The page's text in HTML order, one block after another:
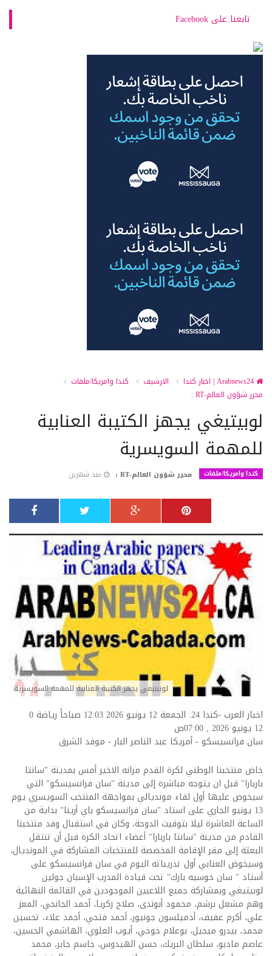
تابعنا على Facebook
الارشيف
كندا وامريكا/ملفات
محرر شؤون العالم-RT :
لوبيتيغي يجهز الكتيبة العنابية
للمهمة السويسرية
كندا وامريكا/ملفات محرر شؤون العالم-RT : منذ شهرين
لوبيتيغي يجهز الكتيبة العنابية للمهمة السويسرية
اخبار العرب -كندا 24: الجمعة 12 يونيو 2026 12:03 صباحاً رياضة
0
12 يونيو 2026 , 07:00ص
سان فرانسيسكو - أمريكا عبد الناصر البار - موفد الشرق
خاض منتخبنا الوطني لكرة القدم مرانه الاخير أمس بمدينة "سانتا
باربارا" قبل ان يتوجه مباشرة إلى مدينة "سان فرانسيسكو" التي
سيخوض عليها أول لقاء مونديالي بمواجهة المنتخب السويسري يوم
13 يونيو الجاري على استاد "سان فرانسيسكو باي أرينا" بداية من
الساعة العاشرة ليلا بتوقيت الدوحة، وكان في استقبال وفد منتخبنا
القادم من مدينة "سانتا باربارا" أعضاء اتحاد الكرة قبل أن تنتقل
البعثة إلى مقر الإقامة المخصصة للمنتخبات المشاركة في المونديال،
وسيخوض العنابي أول تدريباته اليوم في سان فرانسيسكو على
أستاد " سان خوسيه بارك" تحت قيادة المدرب الإسبان جولين
لوبيتيغي وبمشاركة جميع اللاعبين الموجودين في القائمة النهائية
وهم مشعل برشم، محمود أبوندى، صلاح زكريا، أحمد الجانحي، المعز
علي، أكرم عفيف، أدميلسون جونيور، أحمد فتحي، أحمد علاء، تحسين
محمد، بيدرو ميجيل، بوعلام خوخي، أيوب العلوي، الهاشمي الحسين،
عاصم مادبو، سلطان البريك، حسن الهيدوس، جاسم جابر، محمد